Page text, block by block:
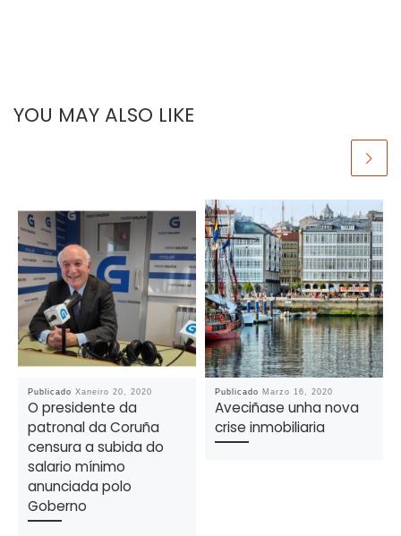
YOU MAY ALSO LIKE
Publicado Xaneiro 20, 2020
O presidente da
patronal da Coruña
censura a subida do
salario mínimo
anunciada polo
Goberno
Publicado Marzo 16, 2020
Aveciñase unha nova
crise inmobiliaria